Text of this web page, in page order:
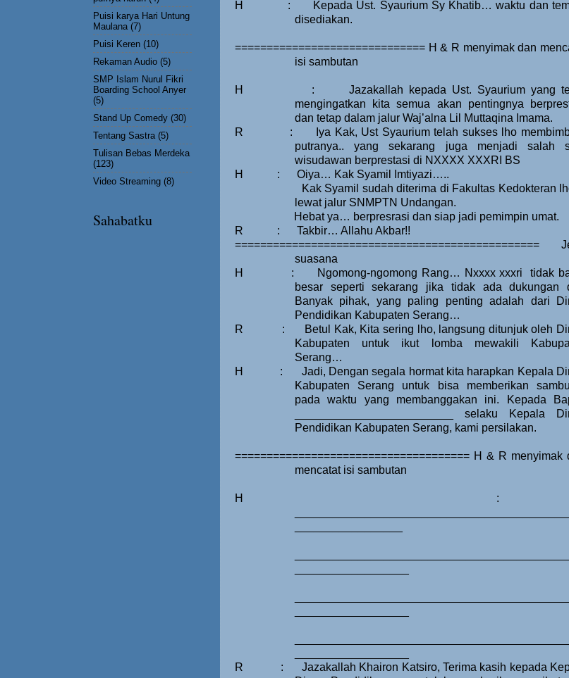
H
:
Kepada Ust. Syaurium Sy Khatib… waktu dan
disediakan.
============================== H & R menyimak dan
isi sambutan
H :
Jazakallah kepada Ust. Syaurium yang
mengingatkan kita semua akan pentingnya
dan tetap dalam jalur Waj’alna Lil Muttaqina Imama.
R
:
Iya Kak, Ust Syaurium telah sukses lho
putranya.. yang sekarang juga menjadi salah
wisudawan berprestasi di NXXXX XXXRI BS
H
:
Oiya… Kak Syamil Imtiyazi…..
Kak Syamil sudah diterima di Fakultas Kedokteran
lewat jalur SNMPTN Undangan.
Hebat ya… berpresrasi dan siap jadi pemimpin umat.
R
:
Takbir… Allahu Akbar!!
================================================
suasana
H
: Ngomong-ngomong Rang… Nxxxx xxxri
tidak
besar seperti sekarang jika tidak ada dukungan
Banyak pihak, yang paling penting adalah dari
Pendidikan Kabupaten Serang…
R
:
Betul Kak, Kita sering lho, langsung ditunjuk oleh
Kabupaten untuk ikut lomba mewakili
Serang…
H
:
Jadi, Dengan segala hormat kita harapkan Kepala
Kabupaten Serang untuk bisa memberikan
pada waktu yang membanggakan ini. Kepada
_________________________ selaku Kepala
Pendidikan Kabupaten Serang, kami persilakan.
===================================== H & R menyimak
mencatat isi sambutan
H
:
R
:
Jazakallah Khairon Katsiro, Terima kasih kepada
Puisi karya Hari Untung
Maulana (7)
Puisi Keren (10)
Rekaman Audio (5)
SMP Islam Nurul Fikri
Boarding School Anyer
(5)
Stand Up Comedy (30)
Tentang Sastra (5)
Tulisan Bebas Merdeka
(123)
Video Streaming (8)
Sahabatku